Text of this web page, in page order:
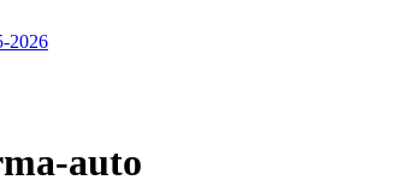
2026
auto